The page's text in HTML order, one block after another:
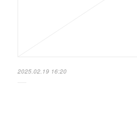
2025.02.19 16:20